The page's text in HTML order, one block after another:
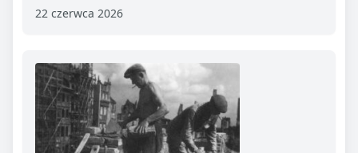
22 czerwca 2026